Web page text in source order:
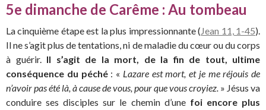
5e dimanche de Carême : Au tombeau
La cinquième étape est la plus impressionnante (Jean 11, 1-45).
Il ne s’agit plus de tentations, ni de maladie du cœur ou du corps
à guérir. Il s’agit de la mort, de la fin de tout, ultime
conséquence du péché: « Lazare est mort, et je me réjouis de
n’avoir pas été là, à cause de vous, pour que vous croyiez. » Jésus va
conduire ses disciples sur le chemin d’une foi encore plus